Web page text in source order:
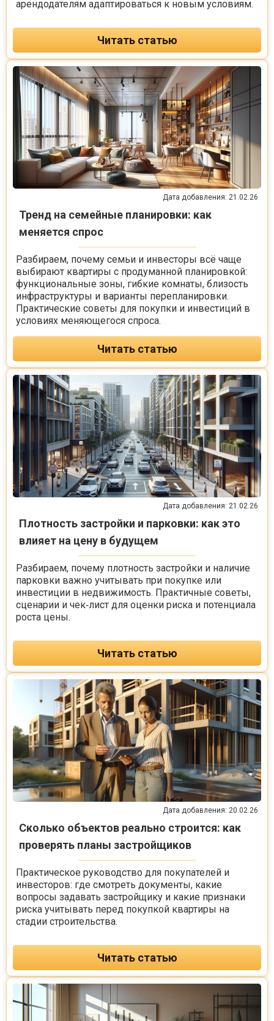
арендодателям адаптироваться к новым условиям.
Читать статью
Дата добавления: 21.02.26
Тренд на семейные планировки: как
меняется спрос
Разбираем, почему семьи и инвесторы всё чаще
выбирают квартиры с продуманной планировкой:
функциональные зоны, гибкие комнаты, близость
инфраструктуры и варианты перепланировки.
Практические советы для покупки и инвестиций в
условиях меняющегося спроса.
Читать статью
Дата добавления: 21.02.26
Плотность застройки и парковки: как это
влияет на цену в будущем
Разбираем, почему плотность застройки и наличие
парковки важно учитывать при покупке или
инвестиции в недвижимость. Практичные советы,
сценарии и чек‑лист для оценки риска и потенциала
роста цены.
Читать статью
Дата добавления: 20.02.26
Сколько объектов реально строится: как
проверять планы застройщиков
Практическое руководство для покупателей и
инвесторов: где смотреть документы, какие
вопросы задавать застройщику и какие признаки
риска учитывать перед покупкой квартиры на
стадии строительства.
Читать статью